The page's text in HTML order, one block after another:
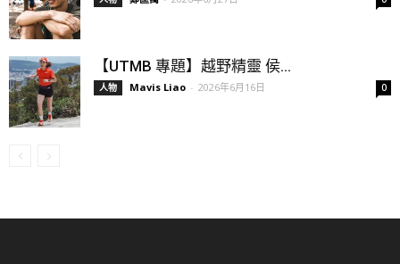
【UTMB 專題】越野精靈 侯...
人物 Mavis Liao - 2026年6月16日 0